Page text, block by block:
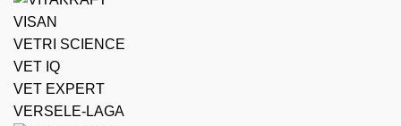
VISAN
VETRI SCIENCE
VET IQ
VET EXPERT
VERSELE-LAGA